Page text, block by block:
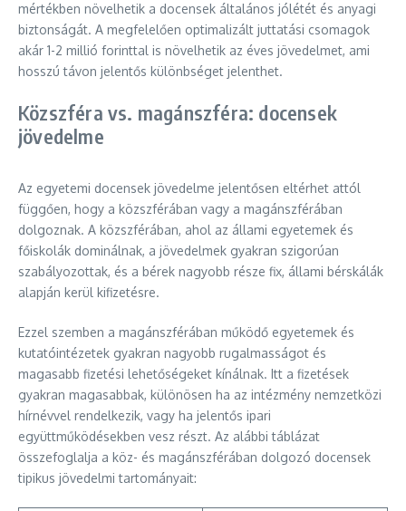
mértékben növelhetik a docensek általános jólétét és anyagi
biztonságát. A megfelelően optimalizált juttatási csomagok
akár 1-2 millió forinttal is növelhetik az éves jövedelmet, ami
hosszú távon jelentős különbséget jelenthet.
Közszféra vs. magánszféra: docensek
jövedelme
Az egyetemi docensek jövedelme jelentősen eltérhet attól
függően, hogy a közszférában vagy a magánszférában
dolgoznak. A közszférában, ahol az állami egyetemek és
főiskolák dominálnak, a jövedelmek gyakran szigorúan
szabályozottak, és a bérek nagyobb része fix, állami bérskálák
alapján kerül kifizetésre.
Ezzel szemben a magánszférában működő egyetemek és
kutatóintézetek gyakran nagyobb rugalmasságot és
magasabb fizetési lehetőségeket kínálnak. Itt a fizetések
gyakran magasabbak, különösen ha az intézmény nemzetközi
hírnévvel rendelkezik, vagy ha jelentős ipari
együttműködésekben vesz részt. Az alábbi táblázat
összefoglalja a köz- és magánszférában dolgozó docensek
tipikus jövedelmi tartományait: